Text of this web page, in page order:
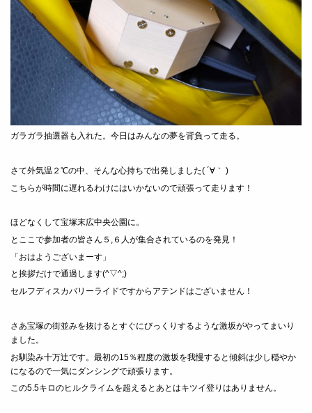
ガラガラ抽選器も入れた。今日はみんなの夢を背負って走る。
さて外気温２℃の中、そんな心持ちで出発しました( ´∀｀ )
こちらが時間に遅れるわけにはいかないので頑張って走ります！
ほどなくして宝塚末広中央公園に。
とここで参加者の皆さん５,６人が集合されているのを発見！
「おはようございまーす」
と挨拶だけで通過します(^▽^;)
セルフディスカバリーライドですからアテンドはございません！
さあ宝塚の街並みを抜けるとすぐにびっくりするような激坂がやってまいり
ました。
お馴染み十万辻です。最初の15％程度の激坂を我慢すると傾斜は少し穏やか
になるので一気にダンシングで頑張ります。
この5.5キロのヒルクライムを超えるとあとはキツイ登りはありません。